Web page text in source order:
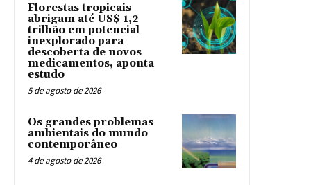
Florestas tropicais
abrigam até US$ 1,2
trilhão em potencial
inexplorado para
descoberta de novos
medicamentos, aponta
estudo
5 de agosto de 2026
Os grandes problemas
ambientais do mundo
contemporâneo
4 de agosto de 2026